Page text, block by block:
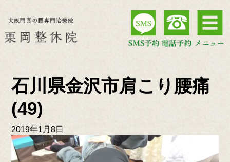
石川県金沢市肩こり腰痛
(49)
2019年1月8日